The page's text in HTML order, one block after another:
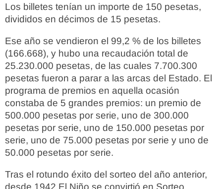
Los billetes tenían un importe de 150 pesetas,
divididos en décimos de 15 pesetas.
Ese año se vendieron el 99,2 % de los billetes
(166.668), y hubo una recaudación total de
25.230.000 pesetas, de las cuales 7.700.300
pesetas fueron a parar a las arcas del Estado. El
programa de premios en aquella ocasión
constaba de 5 grandes premios: un premio de
500.000 pesetas por serie, uno de 300.000
pesetas por serie, uno de 150.000 pesetas por
serie, uno de 75.000 pesetas por serie y uno de
50.000 pesetas por serie.
Tras el rotundo éxito del sorteo del año anterior,
desde 1942 El Niño se convirtió en Sorteo